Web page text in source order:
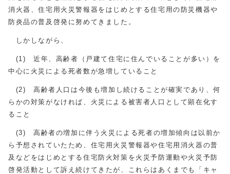
消火器、住宅用火災警報器をはじめとする住宅用の防災機器や
防炎品の普及啓発に努めてきました。
しかしながら、
(1) 近年、高齢者（戸建て住宅に住んでいることが多い）を
中心に火災による死者数が急増していること
(2) 高齢者人口は今後も増加し続けることが確実であり、何
らかの対策がなければ、火災による被害者人口として顕在化す
ること
(3) 高齢者の増加に伴う火災による死者の増加傾向は以前か
ら予想されていたため、住宅用火災警報器や住宅用消火器の普
及などをはじめとする住宅防火対策を火災予防運動や火災予防
啓発活動として訴え続けてきたが、これらはあくまでも「キャ